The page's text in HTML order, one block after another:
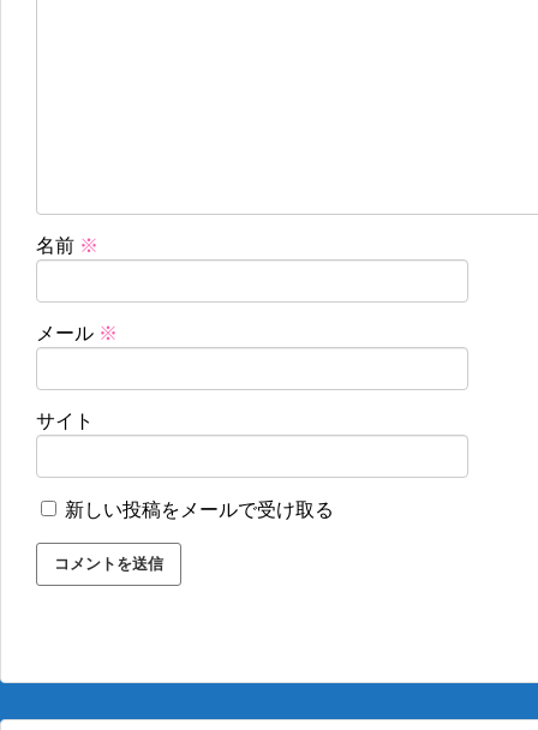
名前 ※
メール ※
サイト
新しい投稿をメールで受け取る